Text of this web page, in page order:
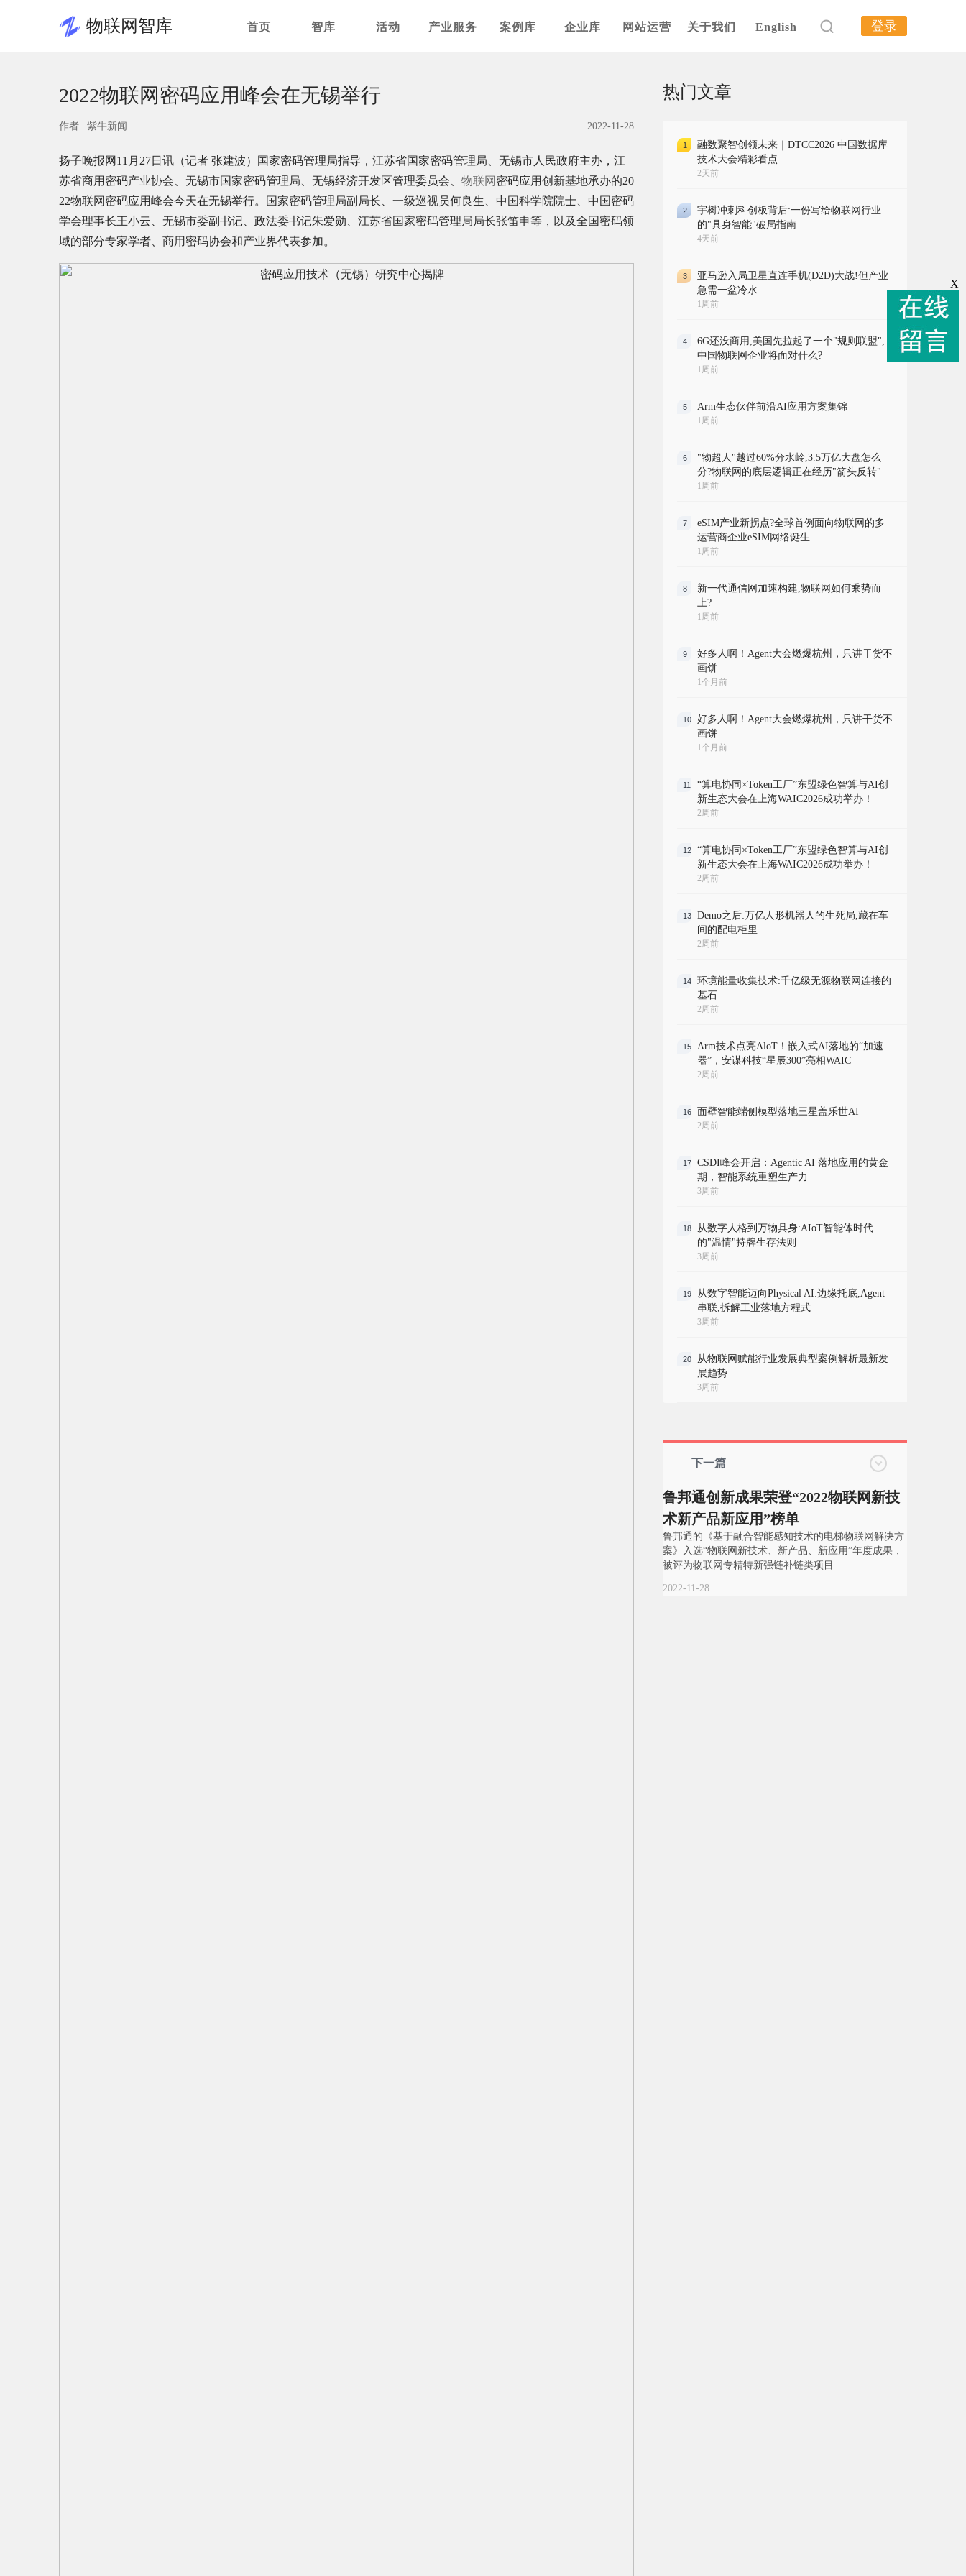
物联网智库 首页 智库 活动 产业服务 案例库 企业库 网站运营 关于我们 English 登录
2022物联网密码应用峰会在无锡举行
作者 | 紫牛新闻 2022-11-28
扬子晚报网11月27日讯（记者 张建波）国家密码管理局指导，江苏省国家密码管理局、无锡市人民政府主办，江
苏省商用密码产业协会、无锡市国家密码管理局、无锡经济开发区管理委员会、 物联网 密码应用创新基地承办的20
22物联网密码应用峰会今天在无锡举行。国家密码管理局副局长、一级巡视员何良生、中国科学院院士、中国密码
学会理事长王小云、无锡市委副书记、政法委书记朱爱勋、江苏省国家密码管理局局长张笛申等，以及全国密码领
域的部分专家学者、商用密码协会和产业界代表参加。
热门文章
1
融数聚智创领未来｜DTCC2026 中国数据库
技术大会精彩看点
2天前
2
宇树冲刺科创板背后:一份写给物联网行业
的"具身智能"破局指南
4天前
3
亚马逊入局卫星直连手机(D2D)大战!但产业
急需一盆冷水
1周前
4
6G还没商用,美国先拉起了一个"规则联盟",
中国物联网企业将面对什么?
1周前
5 Arm生态伙伴前沿AI应用方案集锦
1周前
6
"物超人"越过60%分水岭,3.5万亿大盘怎么
分?物联网的底层逻辑正在经历"箭头反转"
1周前
7
eSIM产业新拐点?全球首例面向物联网的多
运营商企业eSIM网络诞生
1周前
8
新一代通信网加速构建,物联网如何乘势而
上?
1周前
9
好多人啊！Agent大会燃爆杭州，只讲干货不
画饼
1个月前
10
好多人啊！Agent大会燃爆杭州，只讲干货不
画饼
1个月前
11
“算电协同×Token工厂”东盟绿色智算与AI创
新生态大会在上海WAIC2026成功举办！
2周前
12
“算电协同×Token工厂”东盟绿色智算与AI创
新生态大会在上海WAIC2026成功举办！
2周前
13
Demo之后:万亿人形机器人的生死局,藏在车
间的配电柜里
2周前
14
环境能量收集技术:千亿级无源物联网连接的
基石
2周前
15
Arm技术点亮AloT！嵌入式AI落地的“加速
器”，安谋科技“星辰300”亮相WAIC
2周前
16 面壁智能端侧模型落地三星盖乐世AI
2周前
17
CSDI峰会开启：Agentic AI 落地应用的黄金
期，智能系统重塑生产力
3周前
18
从数字人格到万物具身:AIoT智能体时代
的"温情"持牌生存法则
3周前
19
从数字智能迈向Physical AI:边缘托底,Agent
串联,拆解工业落地方程式
3周前
20
从物联网赋能行业发展典型案例解析最新发
展趋势
3周前
下一篇
鲁邦通创新成果荣登“2022物联网新技
术新产品新应用”榜单
鲁邦通的《基于融合智能感知技术的电梯物联网解决方
案》入选“物联网新技术、新产品、新应用”年度成果，
被评为物联网专精特新强链补链类项目...
2022-11-28
X